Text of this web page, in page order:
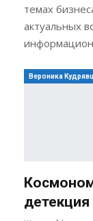
темах
актуальных
Вероника